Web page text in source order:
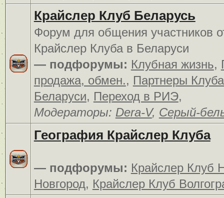
Крайслер Клуб Беларусь
Форум для общения участников
Крайслер Клуба в Беларуси
— подфорумы: Клубная жизнь,
продажа, обмен., Партнеры
Беларуси, Переход в РИЭ,
Модераторы: Dera-V, Серый-
География Крайслер Клуба
— подфорумы: Крайслер Клуб
Новгород, Крайслер Клуб